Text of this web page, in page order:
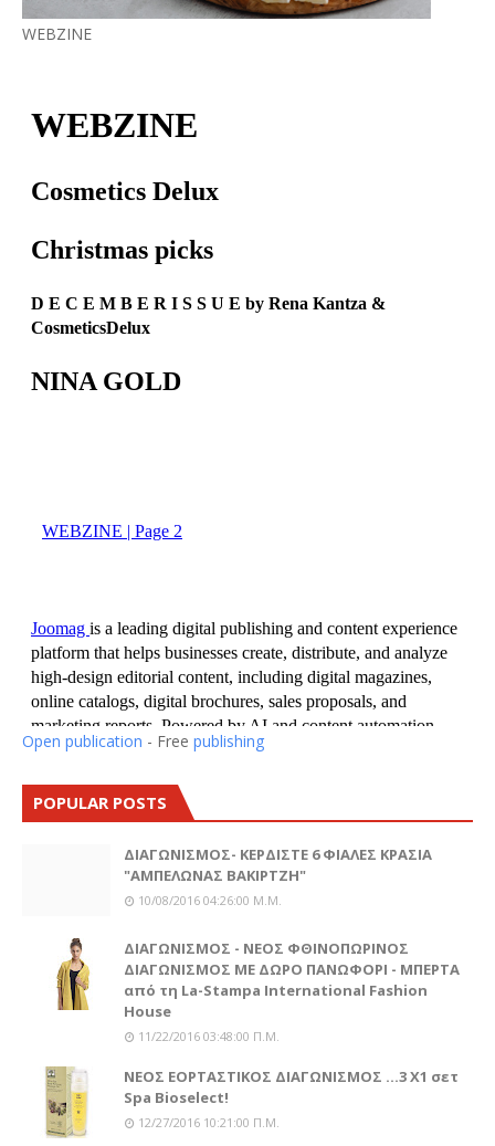
WEBZINE
Open publication - Free publishing
POPULAR POSTS
ΔΙΑΓΩΝΙΣΜΟΣ- ΚΕΡΔΙΣΤΕ 6 ΦΙΑΛΕΣ ΚΡΑΣΙΑ
"ΑΜΠΕΛΩΝΑΣ ΒΑΚΙΡΤΖΗ"
10/08/2016 04:26:00 Μ.μ.
ΔΙΑΓΩΝΙΣΜΟΣ - ΝΕΟΣ ΦΘΙΝΟΠΩΡΙΝΟΣ
ΔΙΑΓΩΝΙΣΜΟΣ ΜΕ ΔΩΡΟ ΠΑΝΩΦΟΡΙ - ΜΠΕΡΤΑ
από τη La-Stampa International Fashion
House
11/22/2016 03:48:00 Π.μ.
ΝΕΟΣ ΕΟΡΤΑΣΤΙΚΟΣ ΔΙΑΓΩΝΙΣΜΟΣ ...3 Χ1 σετ
Spa Bioselect!
12/27/2016 10:21:00 Π.μ.